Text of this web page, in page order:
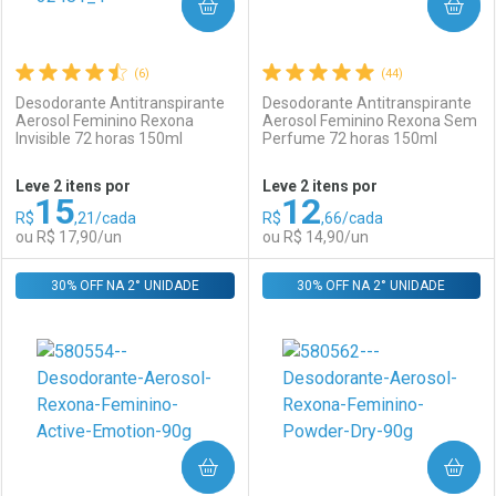
(6)
Desodorante Antitranspirante
Aerosol Feminino Rexona
Invisible 72 horas 150ml
Leve 2 itens por
R$15,21/cada
ou R$ 17,90/un
COMPRAR
Laboratório
Por Menos
(44)
Desodorante Antitranspirante
Aerosol Feminino Rexona Sem
Perfume 72 horas 150ml
Leve 2 itens por
R$12,66/cada
ou R$ 14,90/un
COMPRAR
Laboratório
Por Menos
30% OFF NA 2° UNIDADE
COMPRAR
30% OFF NA 2° UNIDADE
COMPRAR